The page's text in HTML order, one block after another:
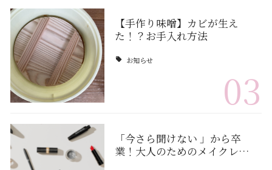
【手作り味噌】カビが生え
た！？お手入れ方法
お知らせ
03
「今さら聞けない 」から卒
業！大人のためのメイクレ…